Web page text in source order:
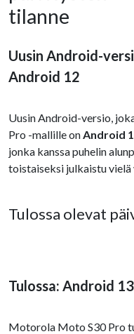
tilanne
Uusin Android-
Android 12
Uusin Android-versio,
Pro -mallille onAndroid
jonka kanssa puhelin
toistaiseksi julkaistu
Tulossa olevat
Tulossa: Android 13
Motorola Moto S30 Pro